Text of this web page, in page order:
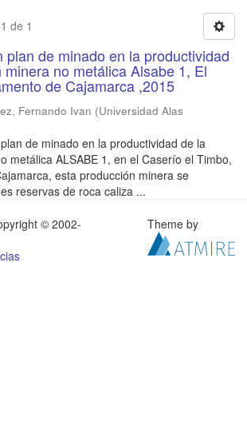
de 1
plan de minado en la productividad
no metálica Alsabe 1, El
de Cajamarca ,2015
Fernando Ivan (Universidad Alas
de minado en la productividad de la
metálica ALSABE 1, en el Caserío el Timbo,
esta producción minera se
reservas de roca caliza ...
© 2002-
Theme by